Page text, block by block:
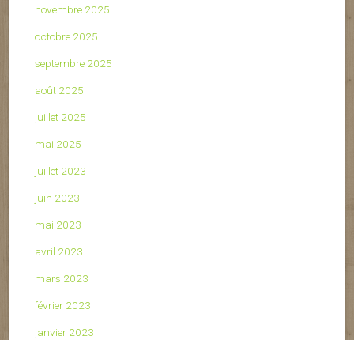
novembre 2025
octobre 2025
septembre 2025
août 2025
juillet 2025
mai 2025
juillet 2023
juin 2023
mai 2023
avril 2023
mars 2023
février 2023
janvier 2023